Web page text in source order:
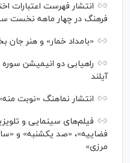
انتشار فهرست اعتبارات
فرهنگ در چهار ماهه نخست سال
«بامداد خمار» و هنر
راهیابی دو انیمیشن
آیلند
انتشار نماهنگ «نوبت
فیلم‌های سینمایی و
فضاییه»، «صد یکشنبه» و
مرزی»